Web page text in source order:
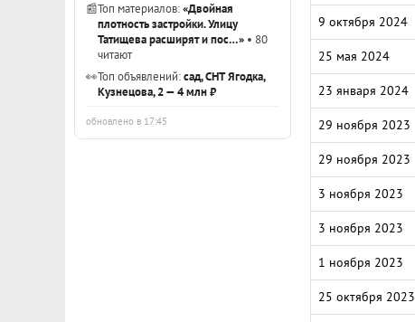
📰Топ материалов:«Двойная
плотность застройки. Улицу
Татищева расширят и пос…» • 80
читают
👀Топ объявлений:сад, СНТ Ягодка,
Кузнецова, 2 — 4 млн ₽
обновлено в 17:45
9 октября 2024
25 мая 2024
23 января 2024
29 ноября 2023
29 ноября 2023
3 ноября 2023
3 ноября 2023
1 ноября 2023
25 октября 2023